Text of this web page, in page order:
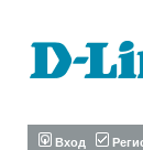
Вход